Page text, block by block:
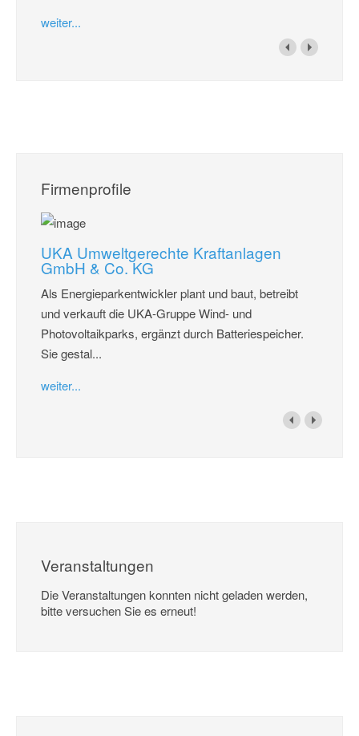
weiter...
Firmenprofile
UKA Umweltgerechte Kraftanlagen
GmbH & Co. KG
Als Energieparkentwickler plant und baut, betreibt
und verkauft die UKA-Gruppe Wind- und
Photovoltaikparks, ergänzt durch Batteriespeicher.
Sie gestal...
weiter...
Veranstaltungen
Die Veranstaltungen konnten nicht geladen werden,
bitte versuchen Sie es erneut!